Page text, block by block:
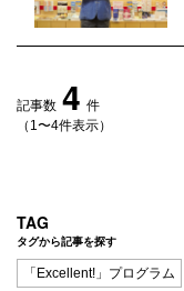
記事数 4 件
（1〜4件表示）
TAG
タグから記事を探す
「Excellent!」プログラム